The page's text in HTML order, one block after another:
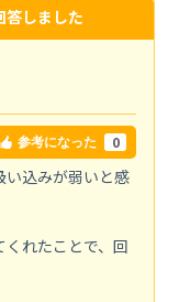
答しました
参考になった 0
い込みが弱いと感
れたことで、回